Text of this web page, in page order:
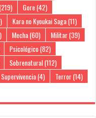
(219) Gore(42)
Kara no Kyoukai Saga(11)
Mecha(60) Militar(39)
Psicológico(82)
Sobrenatural(112)
Supervivencia(4) Terror(14)